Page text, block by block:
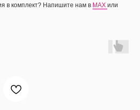
в комплект? Напишите нам в MAX или